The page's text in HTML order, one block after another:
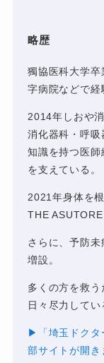
略歴
獨協医科大学
字病院などで経
2014年しおや
消化器科・呼吸
知識を持つ医
を支えている。
2021年身体を
THE ASUTORE
さらに、予防
増設。
多くの方を救
日々尽力してい
▶︎「埼玉ドクタ
部サイトが開き